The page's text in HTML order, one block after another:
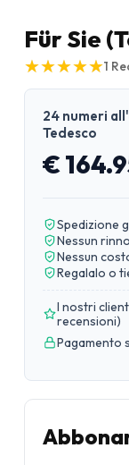
Für Sie
★
★★
★★
★★
★★
★1
24 numeri
Tedesco
€
Spedizione
Nessun
Nessun
Regalalo o
I nostri
recensioni)
Pagamento